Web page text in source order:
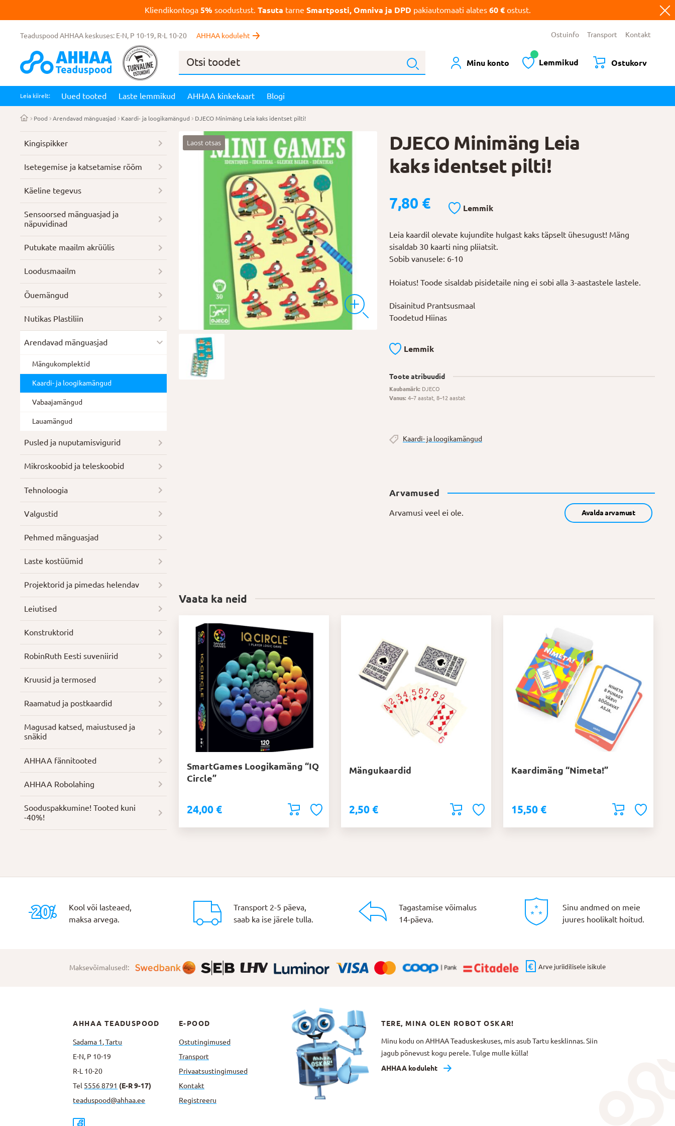
Kliendikontoga5% soodustust. Tasuta tarne Smartposti, Omniva ja DPD pakiautomaati alates 60 € ostust.
Teaduspood AHHAA keskuses: E-N, P 10-19, R-L 10-20 AHHAA koduleht Ostuinfo Transport Kontakt
Products
Minu konto Lemmikud Ostukorv
Leia kiirelt: Uued tooted Laste lemmikud AHHAA kinkekaart Blogi
Pood Arendavad mänguasjad Kaardi- ja loogikamängud DJECO Minimäng Leia kaks identset pilti!
Laost otsas
DJECO Minimäng Leia
kaks identset pilti!
7,80 € Lemmik
Leia kaardil olevate kujundite hulgast kaks täpselt ühesugust! Mäng
sisaldab 30 kaarti ning pliiatsit.
Sobib vanusele: 6-10
Hoiatus! Toode sisaldab pisidetaile ning ei sobi alla 3-aastastele lastele.
Disainitud Prantsusmaal
Toodetud Hiinas
Lemmik
Toote atribuudid
Kaubamärk:DJECO
Vanus:4–7 aastat, 8–12 aastat
Kaardi- ja loogikamängud
Arvamused
Arvamusi veel ei ole. Avalda arvamust
Vaata ka neid
SmartGames Loogikamäng “IQ
Circle”
24,00 €
Mängukaardid
2,50 €
Kaardimäng “Nimeta!”
15,50 €
Kingispikker
Isetegemise ja katsetamise rõõm
Käeline tegevus
Sensoorsed mänguasjad ja
näpuvidinad
Putukate maailm akrüülis
Loodusmaailm
Õuemängud
Nutikas Plastiliin
Arendavad mänguasjad
Mängukomplektid
Kaardi- ja loogikamängud
Vabaajamängud
Lauamängud
Pusled ja nuputamisvigurid
Mikroskoobid ja teleskoobid
Tehnoloogia
Valgustid
Pehmed mänguasjad
Laste kostüümid
Projektorid ja pimedas helendav
Leiutised
Konstruktorid
RobinRuth Eesti suveniirid
Kruusid ja termosed
Raamatud ja postkaardid
Magusad katsed, maiustused ja
snäkid
AHHAA fännitooted
AHHAA Robolahing
Soodus­pakkumine! Tooted kuni
-40%!
Kool või lasteaed,
maksa arvega.
Transport 2-5 päeva,
saab ka ise järele tulla.
Tagastamise võimalus
14-päeva.
Sinu andmed on meie
juures hoolikalt hoitud.
Maksevõimalused!: Arve juriidilisele isikule
AHHAA TEADUSPOOD
Sadama 1, Tartu
E-N, P 10-19
R-L 10-20
Tel 5556 8791 (E-R 9-17)
teaduspood@ahhaa.ee
E-POOD
Ostutingimused
Transport
Privaatsus­tingimused
Kontakt
Registreeru
TERE, MINA OLEN ROBOT OSKAR!
Minu kodu on AHHAA Teaduskeskuses, mis asub Tartu kesklinnas. Siin
jagub põnevust kogu perele. Tulge mulle külla!
AHHAA koduleht